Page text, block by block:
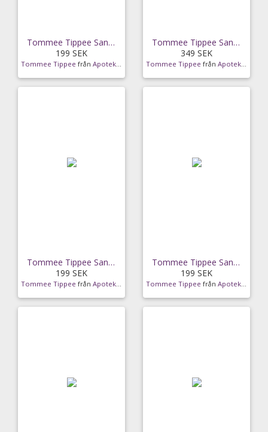
Tommee Tippee Sangenic Twist & Click Refill 1-pack
199 SEK
Tommee Tippee från Apotek Hjärtat
Tommee Tippee Sangenic Twist & Click Refill 3-pack
349 SEK
Tommee Tippee från Apotek Hjärtat
Tommee Tippee Sangenic Twist & Click Blöjhink Vit
199 SEK
Tommee Tippee från Apotek Hjärtat
Tommee Tippee Sangenic Twist & Click Blöjhink Rosa
199 SEK
Tommee Tippee från Apotek Hjärtat